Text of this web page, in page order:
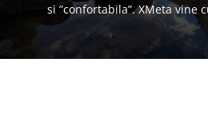
si ”confortabila”. XMeta vine